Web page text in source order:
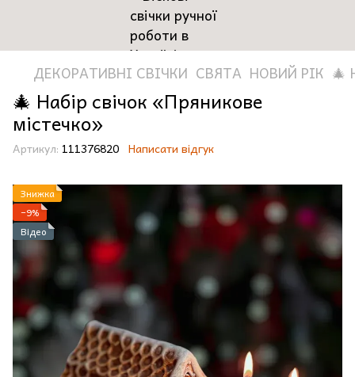
ДЕКОРАТИВНІ СВІЧКИ СВЯТА НОВИЙ РІК 🎄
🎄 Набір свічок «Пряникове
містечко»
Артикул: 111376820 Написати відгук
Знижка
−9%
Відео